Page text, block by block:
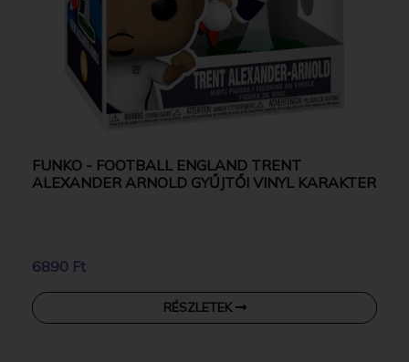
FUNKO - FOOTBALL ENGLAND TRENT
ALEXANDER ARNOLD GYŰJTŐI VINYL KARAKTER
6890 Ft
RÉSZLETEK